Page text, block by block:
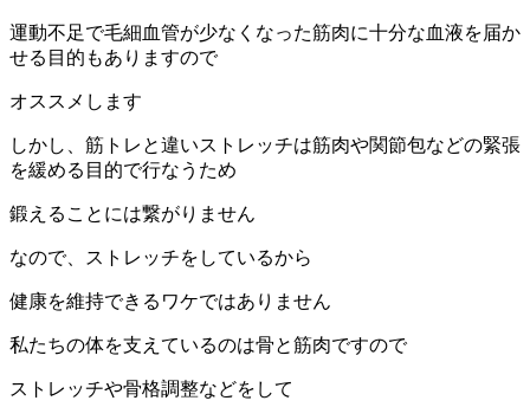
運動不足で毛細血管が少なくなった筋肉に十分な血液を届か
せる目的もありますので
オススメします
しかし、筋トレと違いストレッチは筋肉や関節包などの緊張
を緩める目的で行なうため
鍛えることには繋がりません
なので、ストレッチをしているから
健康を維持できるワケではありません
私たちの体を支えているのは骨と筋肉ですので
ストレッチや骨格調整などをして